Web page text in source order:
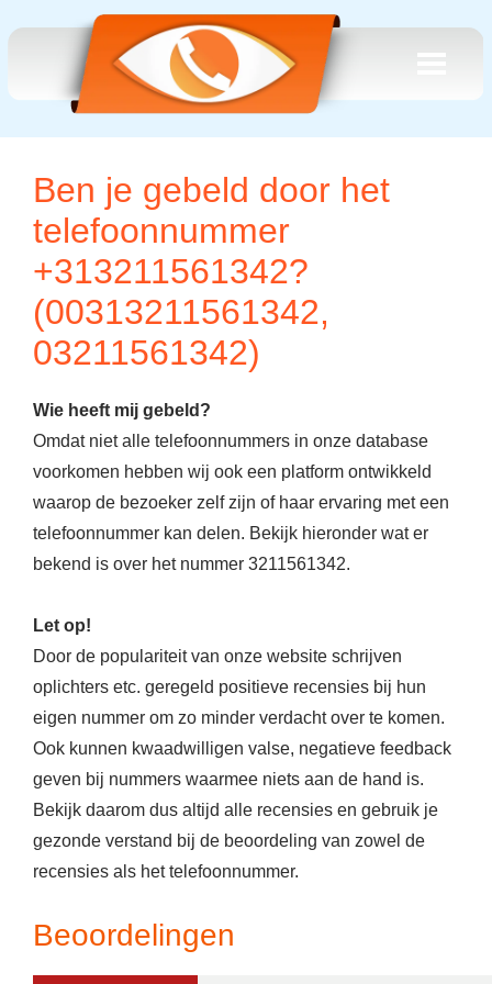
Ben je gebeld door het
telefoonnummer
+313211561342?
(00313211561342,
03211561342)
Wie heeft mij gebeld?
Omdat niet alle telefoonnummers in onze database
voorkomen hebben wij ook een platform ontwikkeld
waarop de bezoeker zelf zijn of haar ervaring met een
telefoonnummer kan delen. Bekijk hieronder wat er
bekend is over het nummer 3211561342.
Let op!
Door de populariteit van onze website schrijven
oplichters etc. geregeld positieve recensies bij hun
eigen nummer om zo minder verdacht over te komen.
Ook kunnen kwaadwilligen valse, negatieve feedback
geven bij nummers waarmee niets aan de hand is.
Bekijk daarom dus altijd alle recensies en gebruik je
gezonde verstand bij de beoordeling van zowel de
recensies als het telefoonnummer.
Beoordelingen